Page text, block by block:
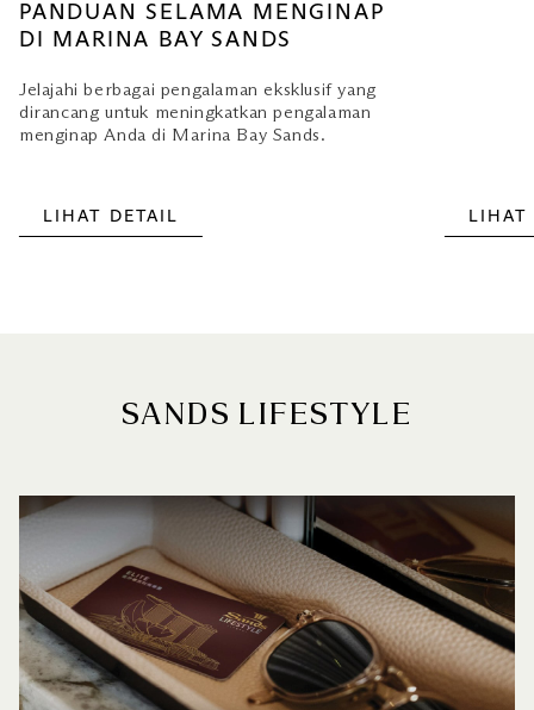
PANDUAN SELAMA MENGINAP
DI MARINA BAY SANDS
Jelajahi berbagai pengalaman eksklusif yang
dirancang untuk meningkatkan pengalaman
menginap Anda di Marina Bay Sands.
LIHAT DETAIL LIHAT
SANDS LIFESTYLE